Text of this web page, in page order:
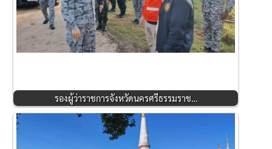
รองผู้ว่าราชการจังหวัดนครศรีธรรมราช…